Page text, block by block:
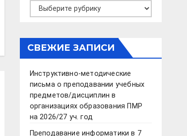
Рубрики
СВЕЖИЕ ЗАПИСИ
Инструктивно-методические
письма о преподавании учебных
предметов/дисциплин в
организациях образования ПМР
на 2026/27 уч. год
Преподавание информатики в 7